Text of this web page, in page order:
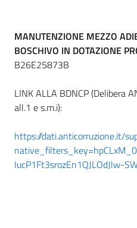
MANUTENZIONE MEZZO
BOSCHIVO IN DOTAZIONE
B26E25873B
LINK ALLA BDNCP (Delibera
all.1 e s.m.i):
https://dati.anticorruzione.it/
IucP1Ft3srozEn1QJLOdJlw-